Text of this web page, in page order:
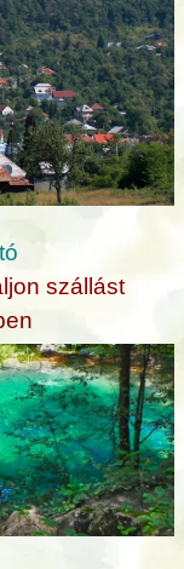
szállást